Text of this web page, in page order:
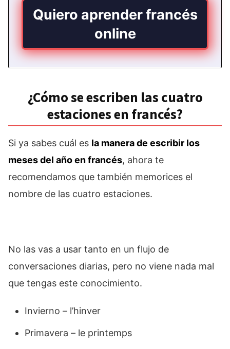
Quiero aprender francés
online
¿Cómo se escriben las cuatro
estaciones en francés?
Si ya sabes cuál es la manera de escribir los
meses del año en francés, ahora te
recomendamos que también memorices el
nombre de las cuatro estaciones.
No las vas a usar tanto en un flujo de
conversaciones diarias, pero no viene nada mal
que tengas este conocimiento.
Invierno – l’hinver
Primavera – le printemps